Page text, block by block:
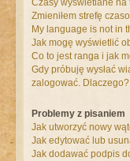
Czasy wyświetlane na
Zmieniłem strefę
My language is not in
Jak mogę wyświetlić
Co to jest ranga i jak
Gdy próbuję wysłać
zalogować. Dlaczego?
Problemy z pisaniem
Jak utworzyć nowy
Jak edytować lub
Jak dodawać podpis